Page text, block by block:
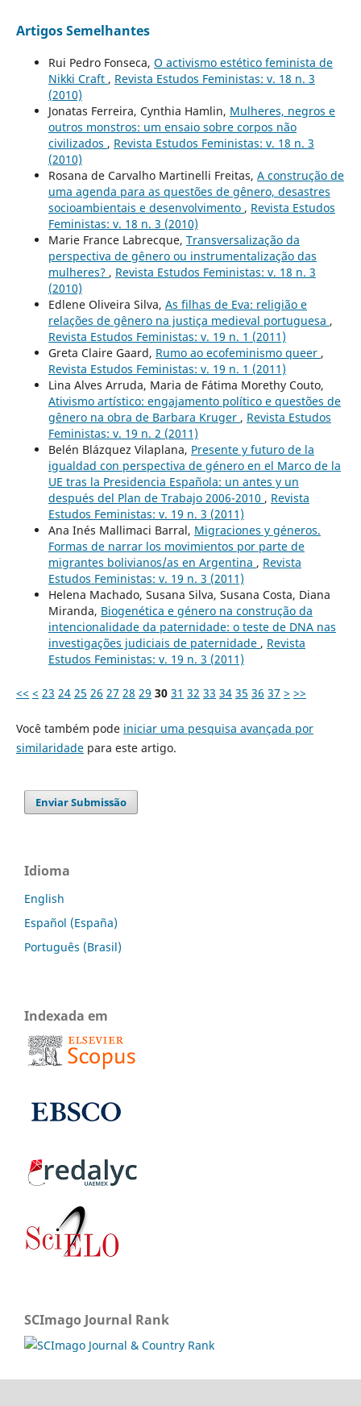
Artigos Semelhantes
Rui Pedro Fonseca, O activismo estético feminista de
Nikki Craft , Revista Estudos Feministas: v. 18 n. 3
(2010)
Jonatas Ferreira, Cynthia Hamlin, Mulheres, negros e
outros monstros: um ensaio sobre corpos não
civilizados , Revista Estudos Feministas: v. 18 n. 3
(2010)
Rosana de Carvalho Martinelli Freitas, A construção de
uma agenda para as questões de gênero, desastres
socioambientais e desenvolvimento , Revista Estudos
Feministas: v. 18 n. 3 (2010)
Marie France Labrecque, Transversalização da
perspectiva de gênero ou instrumentalização das
mulheres? , Revista Estudos Feministas: v. 18 n. 3
(2010)
Edlene Oliveira Silva, As filhas de Eva: religião e
relações de gênero na justiça medieval portuguesa ,
Revista Estudos Feministas: v. 19 n. 1 (2011)
Greta Claire Gaard, Rumo ao ecofeminismo queer ,
Revista Estudos Feministas: v. 19 n. 1 (2011)
Lina Alves Arruda, Maria de Fátima Morethy Couto,
Ativismo artístico: engajamento político e questões de
gênero na obra de Barbara Kruger , Revista Estudos
Feministas: v. 19 n. 2 (2011)
Belén Blázquez Vilaplana, Presente y futuro de la
igualdad con perspectiva de género en el Marco de la
UE tras la Presidencia Española: un antes y un
después del Plan de Trabajo 2006-2010 , Revista
Estudos Feministas: v. 19 n. 3 (2011)
Ana Inés Mallimaci Barral, Migraciones y géneros.
Formas de narrar los movimientos por parte de
migrantes bolivianos/as en Argentina , Revista
Estudos Feministas: v. 19 n. 3 (2011)
Helena Machado, Susana Silva, Susana Costa, Diana
Miranda, Biogenética e género na construção da
intencionalidade da paternidade: o teste de DNA nas
investigações judiciais de paternidade , Revista
Estudos Feministas: v. 19 n. 3 (2011)
<< < 23 24 25 26 27 28 29 30 31 32 33 34 35 36 37 > >>
Você também pode iniciar uma pesquisa avançada por
similaridadepara este artigo.
Enviar Submissão
Idioma
English
Español (España)
Português (Brasil)
Indexada em
SCImago Journal Rank